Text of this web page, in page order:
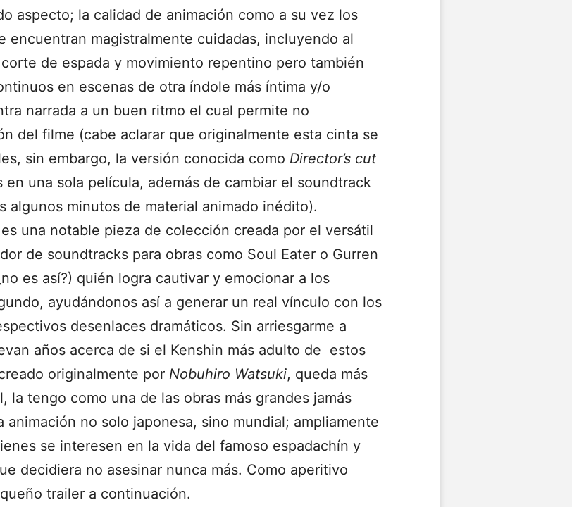
aspecto; la calidad de animación como a su vez los
encuentran magistralmente cuidadas, incluyendo al
de espada y movimiento repentino pero también
en escenas de otra índole más íntima y/o
narrada a un buen ritmo el cual permite no
del filme (cabe aclarar que originalmente esta cinta se
sin embargo, la versión conocida como Director’s cut
una sola película, además de cambiar el soundtrack
algunos minutos de material animado inédito).
una notable pieza de colección creada por el versátil
de soundtracks para obras como Soul Eater o Gurren
es así?) quién logra cautivar y emocionar a los
ayudándonos así a generar un real vínculo con los
desenlaces dramáticos. Sin arriesgarme a
años acerca de si el Kenshin más adulto de estos
originalmente por Nobuhiro Watsuki, queda más
la tengo como una de las obras más grandes jamás
animación no solo japonesa, sino mundial; ampliamente
se interesen en la vida del famoso espadachín y
decidiera no asesinar nunca más. Como aperitivo
trailer a continuación.